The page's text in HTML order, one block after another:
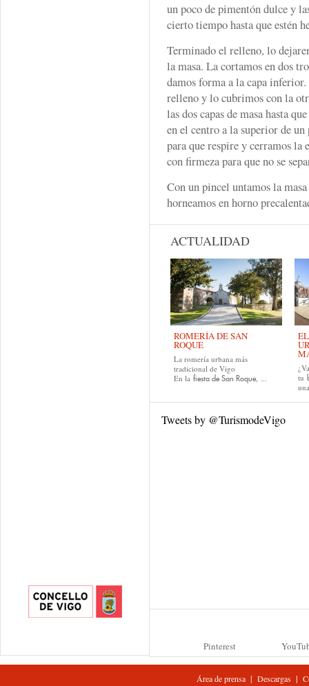
un poco de pimentón dulce y
cierto tiempo hasta que estén
Terminado el relleno, lo
la masa. La cortamos en dos
damos forma a la capa
relleno y lo cubrimos con la
las dos capas de masa hasta
en el centro a la superior de
para que respire y cerramos la
con firmeza para que no se
Con un pincel untamos la
horneamos en horno
ACTUALIDAD
ROMERÍA DE SAN
ROQUE
La romería urbana más
tradicional de Vigo
En la fiesta de San Roque, ...
tu
Tweets by @TurismodeVigo
Pinterest
Área de prensa| Descargas|